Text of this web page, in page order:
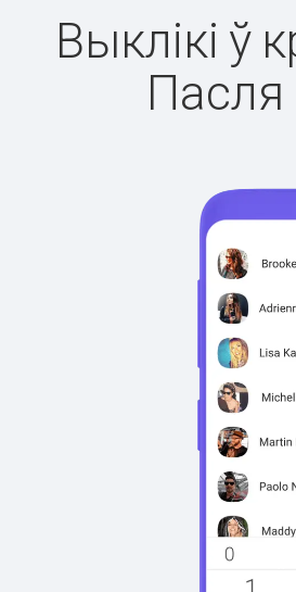
Выклікі ў
Пасля